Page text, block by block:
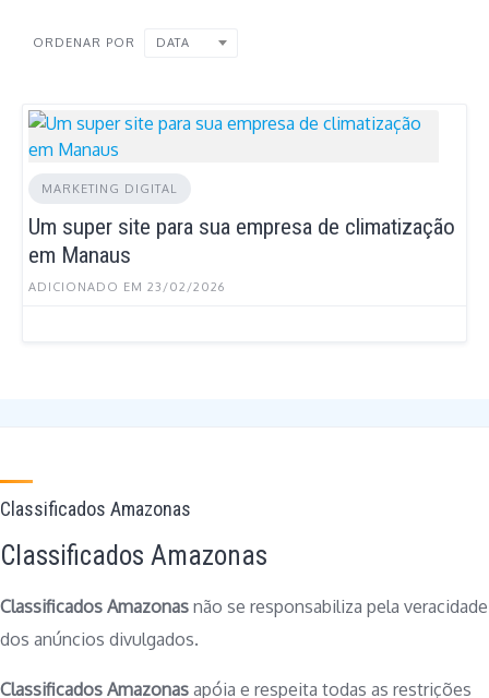
ORDENAR POR DATA
MARKETING DIGITAL
Um super site para sua empresa de climatização
em Manaus
ADICIONADO EM 23/02/2026
Classificados Amazonas
Classificados Amazonas
Classificados Amazonas não se responsabiliza pela veracidade
dos anúncios divulgados.
Classificados Amazonas apóia e respeita todas as restrições